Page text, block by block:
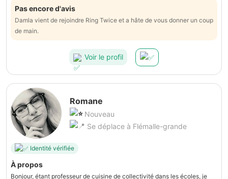
Pas encore d'avis
Damla vient de rejoindre Ring Twice et a hâte de vous donner un coup
de main.
Voir le profil
Romane
Nouveau
Se déplace à Flémalle-grande
Identité vérifiée
À propos
Bonjour, étant professeur de cuisine de collectivité dans les écoles, je